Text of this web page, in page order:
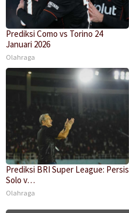
Prediksi Como vs Torino 24
Januari 2026
Olahraga
Prediksi BRI Super League: Persis
Solo v…
Olahraga